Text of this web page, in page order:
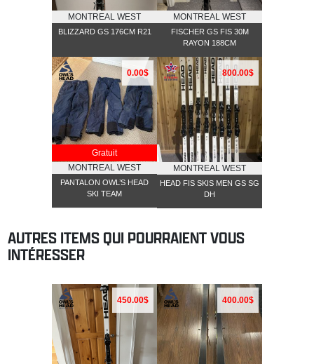
MONTREAL WEST
BLIZZARD GS 176CM R21
MONTREAL WEST
FISCHER GS FIS 30M
RAYON 188CM
0.00$
Gratuit
MONTREAL WEST
PANTALON OWL’S HEAD
SKI TEAM
800.00$
MONTREAL WEST
HEAD FIS SKIS MEN GS SG
DH
AUTRES ITEMS QUI POURRAIENT VOUS
INTÉRESSER
450.00$ 400.00$